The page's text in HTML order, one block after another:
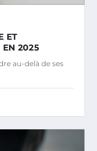
ET
EN 2025
au-delà de ses